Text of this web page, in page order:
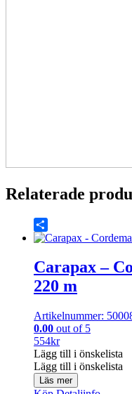
Relaterade
Share
Carapax –
220 m
Artikelnummer:
0.00 out of 5
554kr
Lägg till i önskelista
Lägg till i önskelista
Läs mer